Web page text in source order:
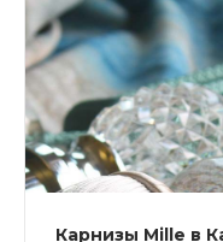
Карнизы Mille в